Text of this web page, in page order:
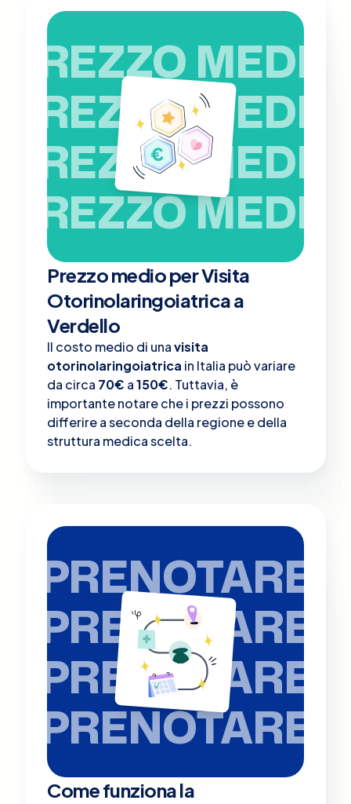
PREZZO MEDIO
PREZZO MEDIO
PREZZO MEDIO
PREZZO MEDIO
Prezzo medio per Visita
Otorinolaringoiatrica a
Verdello
Il costo medio di unavisita
otorinolaringoiatrica in Italia può variare
da circa 70€ a150€. Tuttavia, è
importante notare che i prezzi possono
differire a seconda della regione e della
struttura medica scelta.
PRENOTARE
PRENOTARE
PRENOTARE
PRENOTARE
Come funziona la